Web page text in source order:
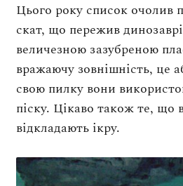
Цього року список
скат, що пережив
величезною зазубреною
вражаючу зовнішність, це
свою пилку вони
піску. Цікаво також те,
відкладають ікру.